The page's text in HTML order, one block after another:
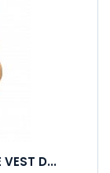
VEST D...